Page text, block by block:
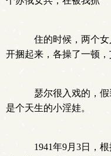
住的时候，两个女
开捆起来，各操了一顿，
瑟尔很入戏的，假
是个天生的小淫娃。
1941年9月3日，